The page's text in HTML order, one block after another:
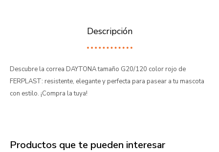
Descripción
Descubre la correa DAYTONA tamaño G20/120 color rojo de
FERPLAST: resistente, elegante y perfecta para pasear a tu mascota
con estilo. ¡Compra la tuya!
Productos que te pueden interesar